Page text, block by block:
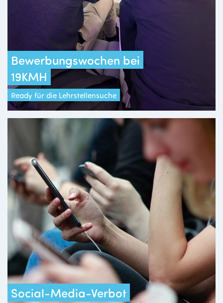
Bewerbungswochen bei
19KMH
Ready für die Lehrstellensuche
Social-Media-Verbot